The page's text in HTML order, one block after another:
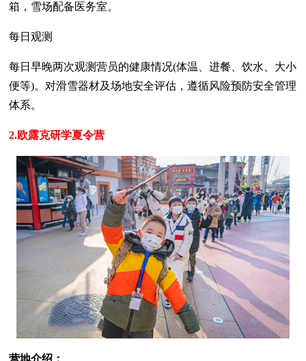
箱，雪场配备医务室。
每日观测
每日早晚两次观测营员的健康情况(体温、进餐、饮水、大小
便等)。对滑雪器材及场地安全评估，遵循风险预防安全管理
体系。
2.欧露克研学夏令营
营地介绍：